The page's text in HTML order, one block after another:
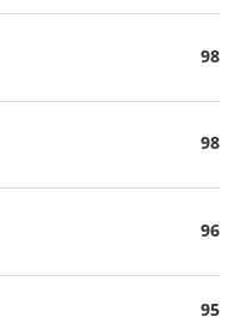
98
98
96
95